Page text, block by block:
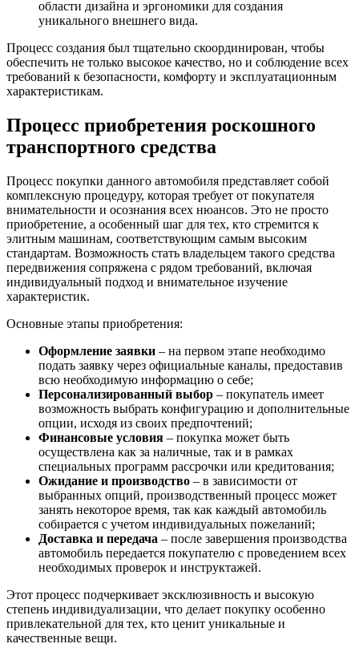
области дизайна и эргономики для создания
уникального внешнего вида.
Процесс создания был тщательно скоординирован, чтобы
обеспечить не только высокое качество, но и соблюдение всех
требований к безопасности, комфорту и эксплуатационным
характеристикам.
Процесс приобретения роскошного
транспортного средства
Процесс покупки данного автомобиля представляет собой
комплексную процедуру, которая требует от покупателя
внимательности и осознания всех нюансов. Это не просто
приобретение, а особенный шаг для тех, кто стремится к
элитным машинам, соответствующим самым высоким
стандартам. Возможность стать владельцем такого средства
передвижения сопряжена с рядом требований, включая
индивидуальный подход и внимательное изучение
характеристик.
Основные этапы приобретения:
Оформление заявки – на первом этапе необходимо
подать заявку через официальные каналы, предоставив
всю необходимую информацию о себе;
Персонализированный выбор – покупатель имеет
возможность выбрать конфигурацию и дополнительные
опции, исходя из своих предпочтений;
Финансовые условия – покупка может быть
осуществлена как за наличные, так и в рамках
специальных программ рассрочки или кредитования;
Ожидание и производство – в зависимости от
выбранных опций, производственный процесс может
занять некоторое время, так как каждый автомобиль
собирается с учетом индивидуальных пожеланий;
Доставка и передача – после завершения производства
автомобиль передается покупателю с проведением всех
необходимых проверок и инструктажей.
Этот процесс подчеркивает эксклюзивность и высокую
степень индивидуализации, что делает покупку особенно
привлекательной для тех, кто ценит уникальные и
качественные вещи.